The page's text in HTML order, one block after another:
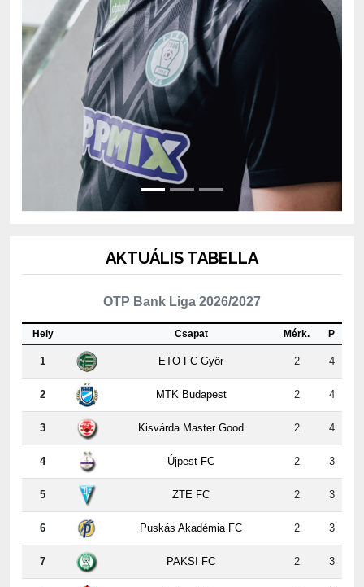
AKTUÁLIS TABELLA
OTP Bank Liga 2026/2027
Hely Csapat Mérk. P
1 ETO FC Győr 2 4
2 MTK Budapest 2 4
3 Kisvárda Master Good 2 4
4 Újpest FC 2 3
5 ZTE FC 2 3
6 Puskás Akadémia FC 2 3
7 PAKSI FC 2 3